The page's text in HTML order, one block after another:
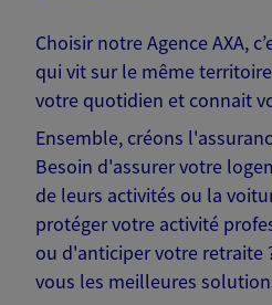
Choisir notre Agence AXA,
qui vit sur le même
votre quotidien et connait
Ensemble, créons
Besoin d'assurer votre
de leurs activités ou la
protéger votre activité
ou d'anticiper votre retraite
vous les meilleures